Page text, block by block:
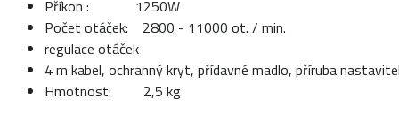
Příkon : 1250W
Počet otáček: 2800 - 11000 ot. / min.
regulace otáček
4 m kabel, ochranný kryt, přídavné madlo, příruba
Hmotnost: 2,5 kg